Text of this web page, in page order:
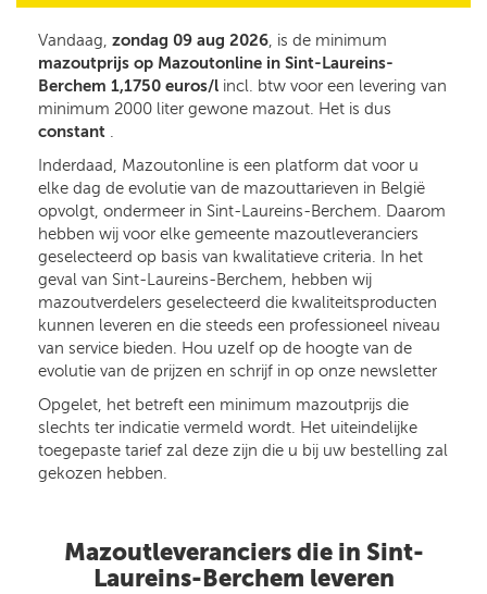
Vandaag, zondag 09 aug 2026, is de minimum
mazoutprijs op Mazoutonline in Sint-Laureins-
Berchem 1,1750 euros/l incl. btw voor een levering van
minimum 2000 liter gewone mazout. Het is dus
constant .
Inderdaad, Mazoutonline is een platform dat voor u
elke dag de evolutie van de mazouttarieven in België
opvolgt, ondermeer in Sint-Laureins-Berchem. Daarom
hebben wij voor elke gemeente mazoutleveranciers
geselecteerd op basis van kwalitatieve criteria. In het
geval van Sint-Laureins-Berchem, hebben wij
mazoutverdelers geselecteerd die kwaliteitsproducten
kunnen leveren en die steeds een professioneel niveau
van service bieden. Hou uzelf op de hoogte van de
evolutie van de prijzen en schrijf in op onze newsletter
Opgelet, het betreft een minimum mazoutprijs die
slechts ter indicatie vermeld wordt. Het uiteindelijke
toegepaste tarief zal deze zijn die u bij uw bestelling zal
gekozen hebben.
Mazoutleveranciers die in Sint-
Laureins-Berchem leveren